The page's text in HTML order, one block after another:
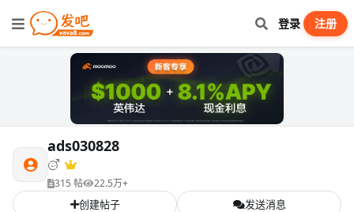
登录 注册
ads030828
315 帖 22.5万+
创建帖子 发送消息